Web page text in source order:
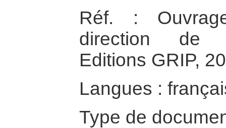
Réf. :
direction de
Editions GRIP,
Langues :
Type de